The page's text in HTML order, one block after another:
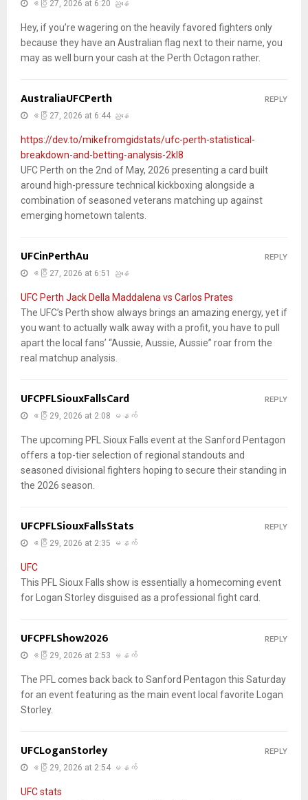
ဧပြီ 27, 2026 at 6:20 ညနေ
Hey, if you’re wagering on the heavily favored fighters only
because they have an Australian flag next to their name, you
may as well burn your cash at the Perth Octagon rather.
AustraliaUFCPerth
ဧပြီ 27, 2026 at 6:44 ညနေ
https://dev.to/mikefromgidstats/ufc-perth-statistical-
breakdown-and-betting-analysis-2kl8
UFC Perth on the 2nd of May, 2026 presenting a card built
around high-pressure technical kickboxing alongside a
combination of seasoned veterans matching up against
emerging hometown talents.
REPLY
UFCinPerthAu
ဧပြီ 27, 2026 at 6:51 ညနေ
UFC Perth Jack Della Maddalena vs Carlos Prates
The UFC’s Perth show always brings an amazing energy, yet if
you want to actually walk away with a profit, you have to pull
apart the local fans’ “Aussie, Aussie, Aussie” roar from the
real matchup analysis.
REPLY
UFCPFLSiouxFallsCard
ဧပြီ 29, 2026 at 2:08 မနက်
The upcoming PFL Sioux Falls event at the Sanford Pentagon
offers a top-tier selection of regional standouts and
seasoned divisional fighters hoping to secure their standing in
the 2026 season.
REPLY
UFCPFLSiouxFallsStats
ဧပြီ 29, 2026 at 2:35 မနက်
UFC
This PFL Sioux Falls show is essentially a homecoming event
for Logan Storley disguised as a professional fight card.
REPLY
UFCPFLShow2026
ဧပြီ 29, 2026 at 2:53 မနက်
The PFL comes back back to Sanford Pentagon this Saturday
for an event featuring as the main event local favorite Logan
Storley.
REPLY
UFCLoganStorley
ဧပြီ 29, 2026 at 2:54 မနက်
UFC stats
REPLY